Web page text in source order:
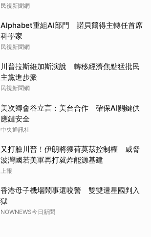
民視新聞網
Alphabet重組AI部門 諾貝爾得主轉任首席
科學家
民視新聞網
川普拉斯維加斯演說 轉移經濟焦點猛批民
主黨進步派
民視新聞網
美次卿會谷立言：美台合作 確保AI關鍵供
應鏈安全
中央通訊社
又打臉川普！伊朗將獲荷莫茲控制權 威脅
波灣國若美軍再打就炸能源基建
上報
香港母子機場鬧事還咬警 雙雙遭星國判入
獄
NOWNEWS今日新聞